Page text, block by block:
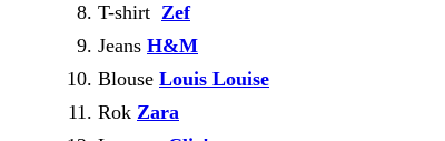
T-shirt Zef
Jeans H&M
Blouse Louis Louise
Rok Zara